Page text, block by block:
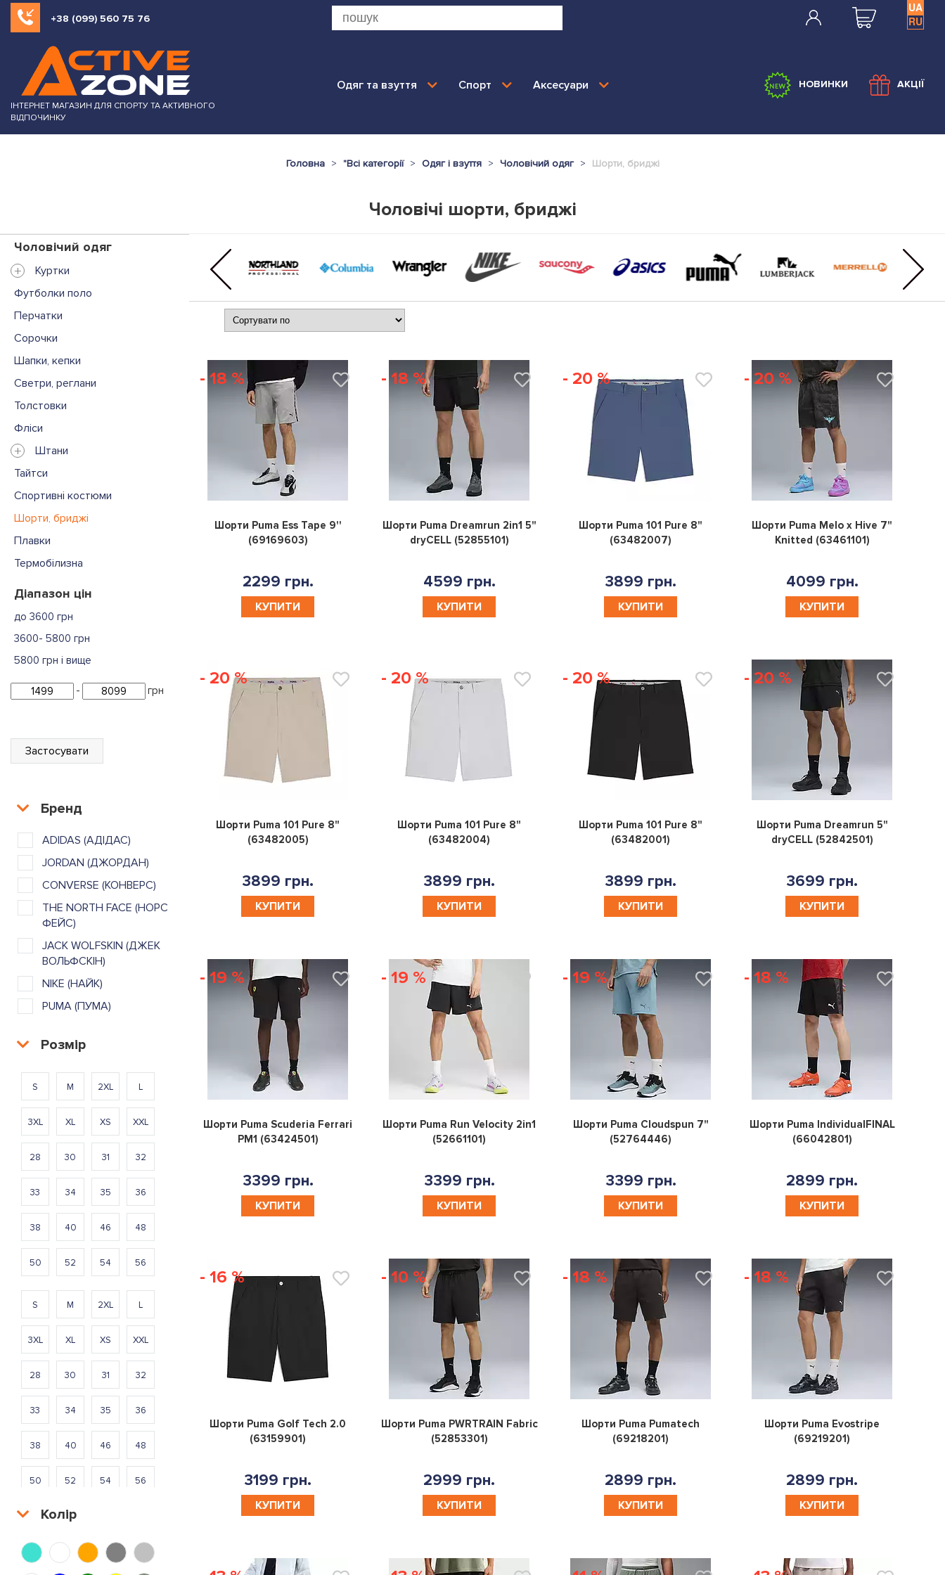
+38 (099) 560 75 76
UA
RU
ІНТЕРНЕТ МАГАЗИН ДЛЯ СПОРТУ ТА АКТИВНОГО
ВІДПОЧИНКУ
Одяг та взуття Спорт Аксесуари НОВИНКИ АКЦІЇ
Головна "Всі категорії Одяг і взуття Чоловічий одяг Шорти, бриджі
Чоловічі шорти, бриджі
Чоловічий одяг
+
Куртки
Футболки поло
Перчатки
Сорочки
Шапки, кепки
Светри, реглани
Толстовки
Фліси
+
Штани
Тайтси
Спортивні костюми
Шорти, бриджі
Плавки
Термобілизна
Діапазон цін
до 3600 грн
3600- 5800 грн
5800 грн і вище
- грн
Застосувати
Бренд
ADIDAS (АДІДАС)
JORDAN (ДЖОРДАН)
CONVERSE (КОНВЕРС)
THE NORTH FACE (НОРС
ФЕЙС)
JACK WOLFSKIN (ДЖЕК
ВОЛЬФСКІН)
NIKE (НАЙК)
PUMA (ПУМА)
Розмір
S M 2XL L
3XL XL XS XXL
28 30 31 32
33 34 35 36
38 40 46 48
50 52 54 56
S M 2XL L
3XL XL XS XXL
28 30 31 32
33 34 35 36
38 40 46 48
50 52 54 56
M
3XL XL XS XXL
Колір
- 18 %
0
Шорти Puma Ess Tape 9''
(69169603)
2299 грн.
КУПИТИ
- 18 %
0
Шорти Puma Dreamrun 2in1 5"
dryCELL (52855101)
4599 грн.
КУПИТИ
- 20 %
0
Шорти Puma 101 Pure 8"
(63482007)
3899 грн.
КУПИТИ
- 20 %
0
Шорти Puma Melo x Hive 7"
Knitted (63461101)
4099 грн.
КУПИТИ
- 20 %
0
Шорти Puma 101 Pure 8"
(63482005)
3899 грн.
КУПИТИ
- 20 %
0
Шорти Puma 101 Pure 8"
(63482004)
3899 грн.
КУПИТИ
- 20 %
0
Шорти Puma 101 Pure 8"
(63482001)
3899 грн.
КУПИТИ
- 20 %
0
Шорти Puma Dreamrun 5"
dryCELL (52842501)
3699 грн.
КУПИТИ
- 19 %
0
Шорти Puma Scuderia Ferrari
PM1 (63424501)
3399 грн.
КУПИТИ
- 19 %
0
Шорти Puma Run Velocity 2in1
(52661101)
3399 грн.
КУПИТИ
- 19 %
0
Шорти Puma Cloudspun 7"
(52764446)
3399 грн.
КУПИТИ
- 18 %
0
Шорти Puma IndividualFINAL
(66042801)
2899 грн.
КУПИТИ
- 16 %
0
Шорти Puma Golf Tech 2.0
(63159901)
3199 грн.
КУПИТИ
- 10 %
0
Шорти Puma PWRTRAIN Fabric
(52853301)
2999 грн.
КУПИТИ
- 18 %
Шорти Puma Pumatech
(69218201)
2899 грн.
КУПИТИ
- 18 %
Шорти Puma Evostripe
(69219201)
2899 грн.
КУПИТИ